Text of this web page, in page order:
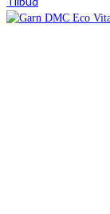
pris
pris